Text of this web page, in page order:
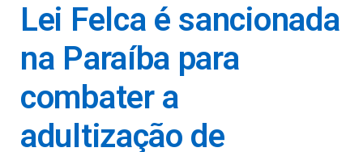
Lei Felca é sancionada
na Paraíba para
combater a
adultização de